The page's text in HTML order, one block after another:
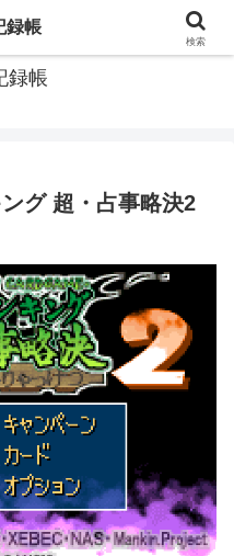
攻略、IT関連のメモです
録帳
グ 超・占事略決2
録帳
検索